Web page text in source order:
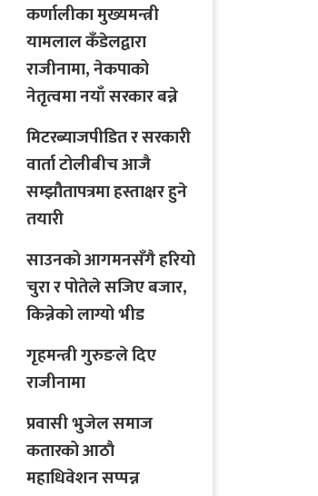
साउनको आगमनसँगै
हरियो चुरा र पोतेले सजिए
बजार, किन्नेको लाग्यो…
कर्णालीका मुख्यमन्त्री
यामलाल कँडेलद्वारा
राजीनामा, नेकपाको
नेतृत्वमा नयाँ सरकार बन्ने
मिटरब्याजपीडित र सरकारी
वार्ता टोलीबीच आजै
सम्झौतापत्रमा हस्ताक्षर हुने
तयारी
साउनको आगमनसँगै हरियो
चुरा र पोतेले सजिए बजार,
किन्नेको लाग्यो भीड
गृहमन्त्री गुरुङले दिए
राजीनामा
प्रवासी भुजेल समाज
कतारको आठाै
महाधिवेशन सप्पन्न